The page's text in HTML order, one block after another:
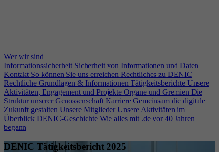
Wer wir sind
Informationssicherheit Sicherheit von Informationen und Daten
Kontakt So können Sie uns erreichen Rechtliches zu DENIC
Rechtliche Grundlagen & Informationen Tätigkeitsberichte Unsere
Aktivitäten, Engagement und Projekte Organe und Gremien Die
Struktur unserer Genossenschaft Karriere Gemeinsam die digitale
Zukunft gestalten Unsere Mitglieder Unsere Aktivitäten im
Überblick DENIC-Geschichte Wie alles mit .de vor 40 Jahren
begann
DENIC Tätigkeitsbericht 2025